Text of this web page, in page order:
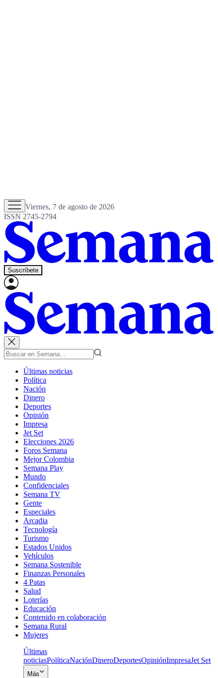
Viernes, 7 de agosto de 2026
ISSN 2745-2794
Suscríbete
Últimas noticias
Política
Nación
Dinero
Deportes
Opinión
Impresa
Jet Set
Elecciones 2026
Foros Semana
Mejor Colombia
Semana Play
Mundo
Confidenciales
Semana TV
Gente
Especiales
Arcadia
Tecnología
Turismo
Estados Unidos
Vehículos
Semana Sostenible
Finanzas Personales
4 Patas
Salud
Loterías
Educación
Contenido en colaboración
Semana Rural
Mujeres
Últimas
noticiasPolíticaNaciónDineroDeportesOpiniónImpresaJet Set
Más